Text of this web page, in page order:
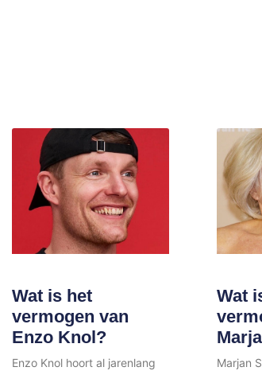
Wat is het
vermogen van
Enzo Knol?
Enzo Knol hoort al jarenlang
Wat
Marjan